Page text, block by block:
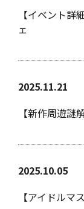
【イベント
ェ
2025.11.21
【新作周遊謎
2025.10.05
【アイドルマ